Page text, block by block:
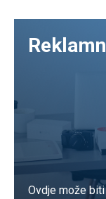
Ovdje može